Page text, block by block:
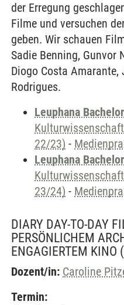
der Erregung
Filme und versuchen
geben. Wir schauen
Sadie Benning, Gunvor
Diogo Costa
Rodrigues.
Leuphana Bachelor
22/23) -
Leuphana Bachelor
23/24) -
DIARY DAY-TO-DAY
PERSÖNLICHEM
ENGAGIERTEM KINO
Dozent/in: Caroline
Termin: